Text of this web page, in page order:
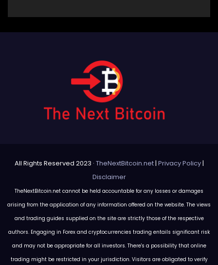
All Rights Reserved 2023 · TheNextBitcoin.net| Privacy Policy|
Disclaimer
TheNextBitcoin.net cannot be held accountable for any losses or damages
arising from the application of any information offered on the website. The views
and trading guides supplied on the site are strictly those of the respective
authors. Engaging in Forex and cryptocurrencies trading entails significant risk
and may not be appropriate for all investors. There's a possibility that online
trading might be restricted in your jurisdiction. Visitors are obligated to verify